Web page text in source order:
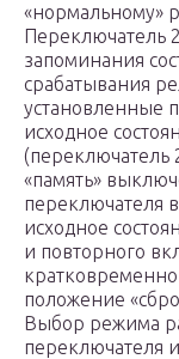
«нормальному»
Переключатель
запоминания
срабатывания
установленные
исходное
«память»
переключателя
исходное
и повторного
положение
Выбор режима
переключателя